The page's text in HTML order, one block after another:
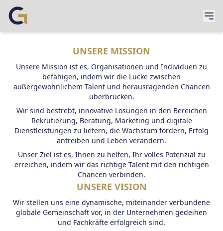
UNSERE MISSION
Unsere Mission ist es, Organisationen und Individuen zu
befähigen, indem wir die Lücke zwischen
außergewöhnlichem Talent und herausragenden Chancen
überbrücken.
Wir sind bestrebt, innovative Lösungen in den Bereichen
Rekrutierung, Beratung, Marketing und digitale
Dienstleistungen zu liefern, die Wachstum fördern, Erfolg
antreiben und Leben verändern.
Unser Ziel ist es, Ihnen zu helfen, Ihr volles Potenzial zu
erreichen, indem wir das richtige Talent mit den richtigen
Chancen verbinden.
UNSERE VISION
Wir stellen uns eine dynamische, miteinander verbundene
globale Gemeinschaft vor, in der Unternehmen gedeihen
und Fachkräfte erfolgreich sind.